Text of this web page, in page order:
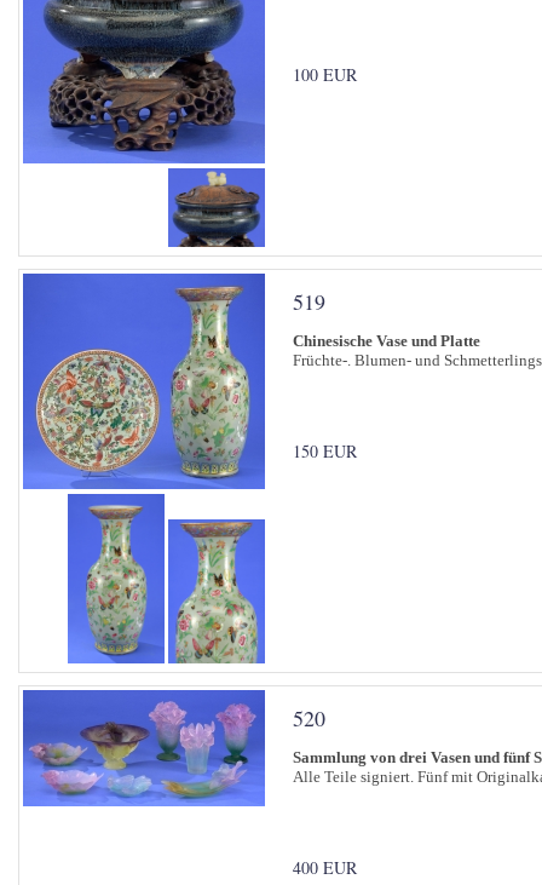
100 EUR
519
Chinesische Vase und Platte
Früchte-. Blumen- und
150 EUR
520
Sammlung von drei Vasen und fünf
Alle Teile signiert. Fünf mit
400 EUR